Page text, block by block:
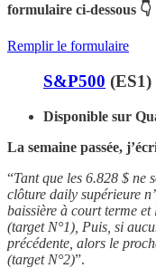
formulaire ci-dessous 👇
Remplir le formulaire
S&P500 (ES1)
Disponible sur
La semaine passée,
“Tant que les 6.828 $ ne
clôture daily supérieure
baissière à court terme
(target N°1), Puis, si
précédente, alors le
(target N°2)”.